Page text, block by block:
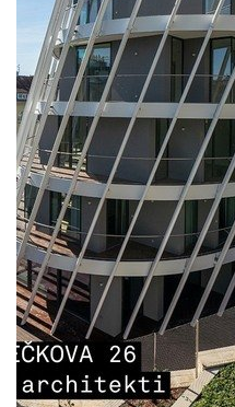
Dneska u nás
19.11.2025
Velké díky směřuje
akční den a skvělé
našich sítích a